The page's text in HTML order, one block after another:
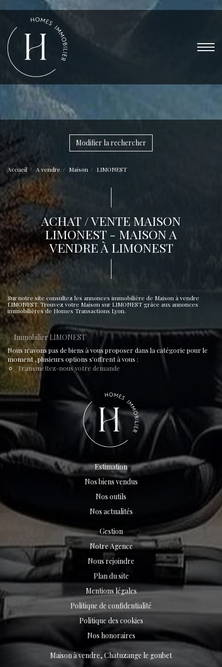
Modifier la rechercher
Accueil A vendre Maison LIMONEST
ACHAT / VENTE MAISON
LIMONEST - MAISON A
VENDRE À LIMONEST
Sur notre site consultez les annonces immobilière de Maison à vendre
LIMONEST. Trouvez votre Maison sur LIMONEST grâce aux annonces
immobilières de Homes Transactions Lyon.
Immobilier LIMONEST
Nous n'avons pas de biens à vous proposer dans la catégorie pour le
moment , plusieurs options s'offrent à vous :
Transmettez-nous votre demande
Estimation
Nos biens vendus
Nos outils
Nos actualités
Gestion
Notre Agence
Nous rejoindre
Plan du site
Mentions légales
Politique de confidentialité
Politique des cookies
Nos honoraires
Maison à vendre, Chatuzange le goubet